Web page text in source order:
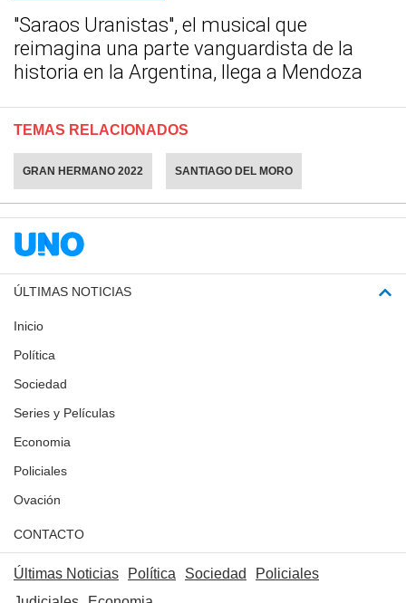
"Saraos Uranistas", el musical que
reimagina una parte vanguardista de la
historia en la Argentina, llega a Mendoza
TEMAS RELACIONADOS
GRAN HERMANO 2022 SANTIAGO DEL MORO
ÚLTIMAS NOTICIAS
Inicio
Política
Sociedad
Series y Películas
Economia
Policiales
Ovación
CONTACTO
Últimas Noticias Política Sociedad
Policiales